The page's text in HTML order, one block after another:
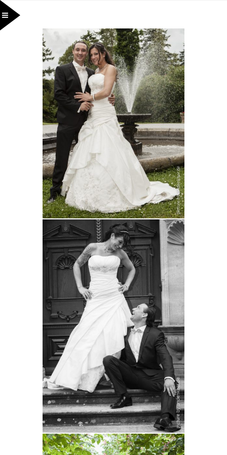
Meike und Stephan
Meike und Stephan
Hochzeitsshooting mit Meike und Stefan